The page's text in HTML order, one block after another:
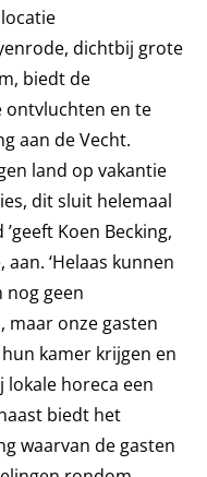
dichtbij grote
biedt de
ontvluchten en te
aan de Vecht.
land op vakantie
dit sluit helemaal
Koen Becking,
‘Helaas kunnen
nog geen
onze gasten
kamer krijgen en
lokale horeca een
biedt het
waarvan de gasten